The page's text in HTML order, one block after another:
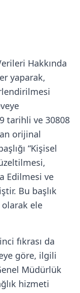
Hakkında
yaparak,
tarihli ve 30808
orijinal
“Kişisel
Edilmesi ve
Bu başlık
ele
fıkrası da
göre, ilgili
Müdürlük
hizmeti